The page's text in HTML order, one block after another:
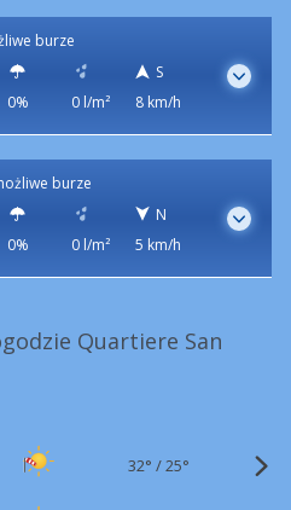
burze
0% 0 l/m²
S
8 km/h
burze
0% 0 l/m²
N
5 km/h
Quartiere San
32° /25°